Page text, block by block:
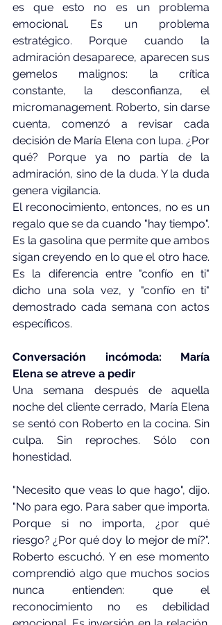
es que esto no es un problema
emocional. Es un problema
estratégico. Porque cuando la
admiración desaparece, aparecen sus
gemelos malignos: la crítica
constante, la desconfianza, el
micromanagement. Roberto, sin darse
cuenta, comenzó a revisar cada
decisión de María Elena con lupa. ¿Por
qué? Porque ya no partía de la
admiración, sino de la duda. Y la duda
genera vigilancia.
El reconocimiento, entonces, no es un
regalo que se da cuando "hay tiempo".
Es la gasolina que permite que ambos
sigan creyendo en lo que el otro hace.
Es la diferencia entre "confío en ti"
dicho una sola vez, y "confío en ti"
demostrado cada semana con actos
específicos.
Conversación incómoda: María
Elena se atreve a pedir
Una semana después de aquella
noche del cliente cerrado, María Elena
se sentó con Roberto en la cocina. Sin
culpa. Sin reproches. Sólo con
honestidad.
"Necesito que veas lo que hago", dijo.
"No para ego. Para saber que importa.
Porque si no importa, ¿por qué
riesgo? ¿Por qué doy lo mejor de mí?".
Roberto escuchó. Y en ese momento
comprendió algo que muchos socios
nunca entienden: que el
reconocimiento no es debilidad